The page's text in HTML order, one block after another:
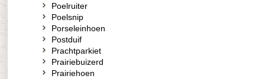
Poelruiter
Poelsnip
Porseleinhoen
Postduif
Prachtparkiet
Prairiebuizerd
Prairiehoen